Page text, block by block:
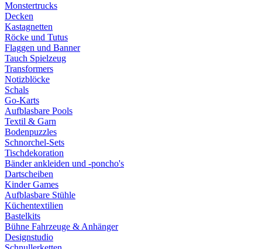
Monstertrucks
Decken
Kastagnetten
Röcke und Tutus
Flaggen und Banner
Tauch Spielzeug
Transformers
Notizblöcke
Schals
Go-Karts
Aufblasbare Pools
Textil & Garn
Bodenpuzzles
Schnorchel-Sets
Tischdekoration
Bänder ankleiden und -poncho's
Dartscheiben
Kinder Games
Aufblasbare Stühle
Küchentextilien
Bastelkits
Bühne Fahrzeuge & Anhänger
Designstudio